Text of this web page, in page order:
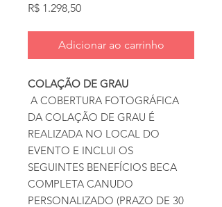
R$ 1.298,50Preço
Adicionar ao carrinho
COLAÇÃO DE GRAU
A COBERTURA FOTOGRÁFICA
DA COLAÇÃO DE GRAU É
REALIZADA NO LOCAL DO
EVENTO E INCLUI OS
SEGUINTES BENEFÍCIOS BECA
COMPLETA CANUDO
PERSONALIZADO (PRAZO DE 30